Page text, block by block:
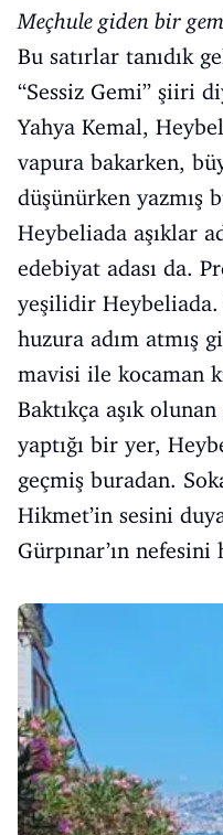
Meçhule giden bir
Bu satırlar tanıdık
“Sessiz Gemi” şiiri
Yahya Kemal,
vapura bakarken,
düşünürken yazmış
Heybeliada aşıklar
edebiyat adası da.
yeşilidir
huzura adım atmış
mavisi ile kocaman
Baktıkça aşık
yaptığı bir yer,
geçmiş buradan.
Hikmet’in sesini
Gürpınar’ın nefesini